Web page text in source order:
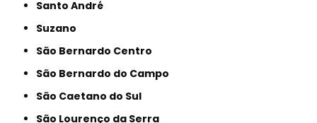
Santo André
Suzano
São Bernardo Centro
São Bernardo do Campo
São Caetano do Sul
São Lourenço da Serra